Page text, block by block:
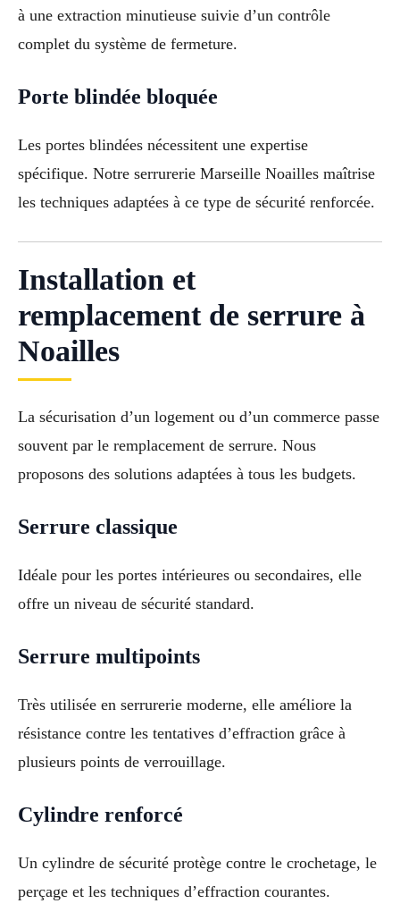
à une extraction minutieuse suivie d’un contrôle
complet du système de fermeture.
Porte blindée bloquée
Les portes blindées nécessitent une expertise
spécifique. Notre serrurerie Marseille Noailles maîtrise
les techniques adaptées à ce type de sécurité renforcée.
Installation et
remplacement de serrure à
Noailles
La sécurisation d’un logement ou d’un commerce passe
souvent par le remplacement de serrure. Nous
proposons des solutions adaptées à tous les budgets.
Serrure classique
Idéale pour les portes intérieures ou secondaires, elle
offre un niveau de sécurité standard.
Serrure multipoints
Très utilisée en serrurerie moderne, elle améliore la
résistance contre les tentatives d’effraction grâce à
plusieurs points de verrouillage.
Cylindre renforcé
Un cylindre de sécurité protège contre le crochetage, le
perçage et les techniques d’effraction courantes.